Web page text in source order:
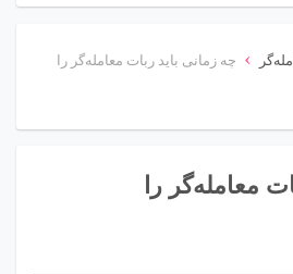
› چه زمانی باید ربات معامله‌گر را
معامله‌گر را